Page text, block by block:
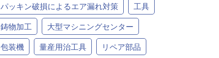
パッキン破損によるエア漏れ対策
工具
鋳物加工
大型マシニングセンター
包装機
量産用治工具
リペア部品